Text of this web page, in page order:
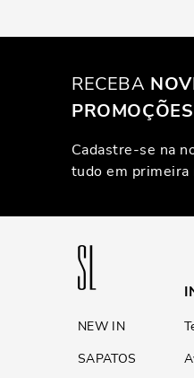
RECEBA
PROMOÇÕES
Cadastre-se na
tudo em primeira
NEW IN
SAPATOS